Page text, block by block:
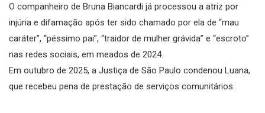
O companheiro de Bruna Biancardi já processou a atriz por
injúria e difamação após ter sido chamado por ela de “mau
caráter”, “péssimo pai”, “traidor de mulher grávida” e “escroto”
nas redes sociais, em meados de 2024.
Em outubro de 2025, a Justiça de São Paulo condenou Luana,
que recebeu pena de prestação de serviços comunitários.